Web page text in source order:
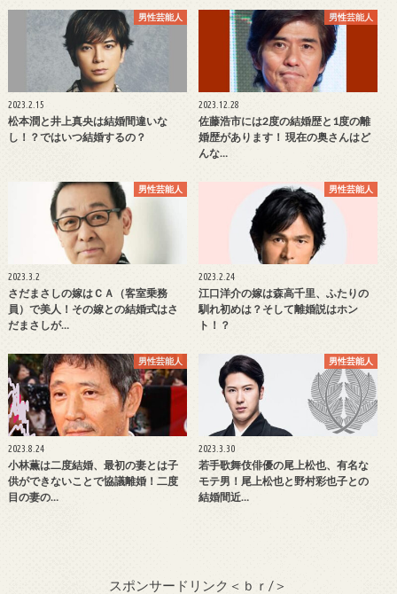
男性芸能人
2023.2.15
松本潤と井上真央は結婚間違いな
し！？ではいつ結婚するの？
男性芸能人
2023.12.28
佐藤浩市には2度の結婚歴と1度の離
婚歴があります！ 現在の奥さんはど
んな…
男性芸能人
2023.3.2
さだまさしの嫁はＣＡ（客室乗務
員）で美人！その嫁との結婚式はさ
だまさしが…
男性芸能人
2023.2.24
江口洋介の嫁は森高千里、ふたりの
馴れ初めは？そして離婚説はホン
ト！？
男性芸能人
2023.8.24
小林薫は二度結婚、最初の妻とは子
供ができないことで協議離婚！二度
目の妻の…
男性芸能人
2023.3.30
若手歌舞伎俳優の尾上松也、有名な
モテ男！尾上松也と野村彩也子との
結婚間近…
スポンサードリンク＜ｂｒ/＞